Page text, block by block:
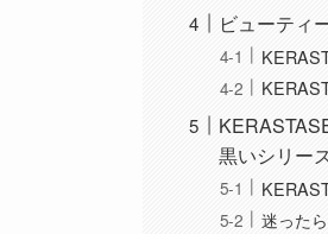
ビューティ
黒いシリー
迷った